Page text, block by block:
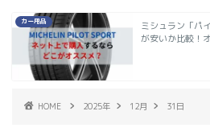
カー用品
ミシュラン「パ
が安いか比較！
HOME 2025年 12月 31日